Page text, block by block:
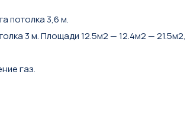
потолка 3,6 м.
3 м. Площади 12.5м2 — 12.4м2 — 21.5м2,
газ.